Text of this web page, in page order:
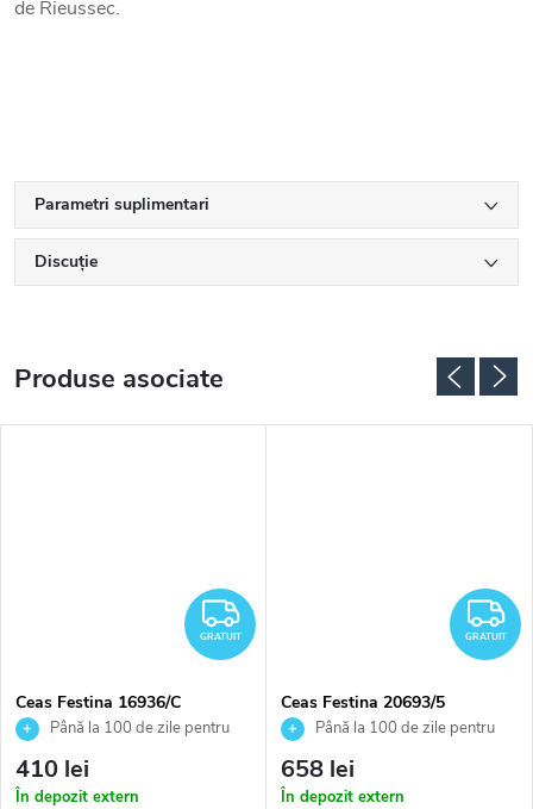
de Rieussec.
Parametri suplimentari
Discuţie
Produse asociate
GRATUIT
GRATUIT
Ceas Festina 16936/C
Până la 100 de zile pentru
returnarea bunurilor. Vânzător
autorizat
410 lei
În depozit extern
GRATUIT
Ceas Festina 20693/5
Până la 100 de zile pentru
returnarea bunurilor. Vânzător
autorizat
658 lei
În depozit extern